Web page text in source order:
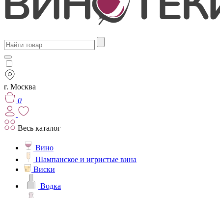
г. Москва
0
Весь каталог
Вино
Шампанское и игристые вина
Виски
Водка